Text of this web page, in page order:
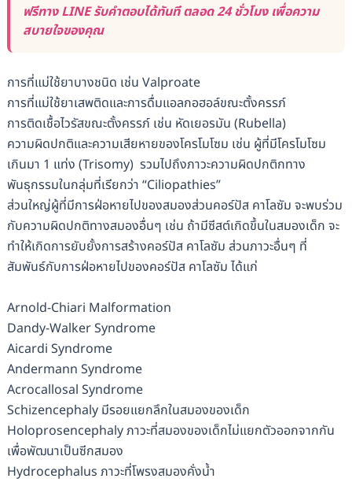
ฟรีทาง LINE รับคำตอบได้ทันที ตลอด 24 ชั่วโมง เพื่อความ
สบายใจของคุณ
การที่แม่ใช้ยาบางชนิด เช่น Valproate
การที่แม่ใช้ยาเสพติดและการดื่มแอลกอฮอล์ขณะตั้งครรภ์
การติดเชื้อไวรัสขณะตั้งครรภ์ เช่น หัดเยอรมัน (Rubella)
ความผิดปกติและความเสียหายของโครโมโซม เช่น ผู้ที่มีโครโมโซม
เกินมา 1 แท่ง (Trisomy) รวมไปถึงภาวะความผิดปกติกทาง
พันธุกรรมในกลุ่มที่เรียกว่า “Ciliopathies”
ส่วนใหญ่ผู้ที่มีการฝ่อหายไปของสมองส่วนคอร์ปัส คาโลซัม จะพบร่วม
กับความผิดปกติทางสมองอื่นๆ เช่น ถ้ามีซีสต์เกิดขึ้นในสมองเด็ก จะ
ทำให้เกิดการยับยั้งการสร้างคอร์ปัส คาโลซัม ส่วนภาวะอื่นๆ ที่
สัมพันธ์กับการฝ่อหายไปของคอร์ปัส คาโลซัม ได้แก่
Arnold-Chiari Malformation
Dandy-Walker Syndrome
Aicardi Syndrome
Andermann Syndrome
Acrocallosal Syndrome
Schizencephaly มีรอยแยกลึกในสมองของเด็ก
Holoprosencephaly ภาวะที่สมองของเด็กไม่แยกตัวออกจากกัน
เพื่อพัฒนาเป็นซีกสมอง
Hydrocephalus ภาวะที่โพรงสมองคั่งน้ำ